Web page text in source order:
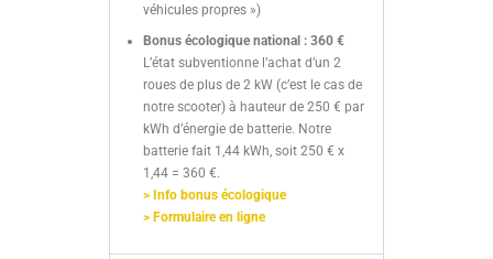
véhicules propres »)
Bonus écologique national : 360 €
L’état subventionne l’achat d’un 2
roues de plus de 2 kW (c’est le cas de
notre scooter) à hauteur de 250 € par
kWh d’énergie de batterie. Notre
batterie fait 1,44 kWh, soit 250 € x
1,44 = 360 €.
> Info bonus écologique
> Formulaire en ligne